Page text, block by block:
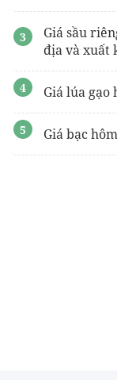
Giá sầu
địa và xuất
Giá lúa gạo
Giá bạc